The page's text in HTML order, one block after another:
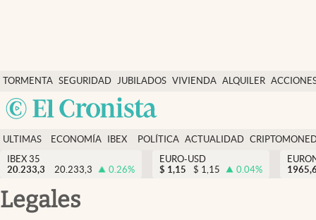
TORMENTA SEGURIDAD
SOCIAL
JUBILADOS VIVIENDA ALQUILER
USA
Economía y finanzas
Política
Actualidad
Criptomonedas
España
ULTIMAS
NOTICIAS
ECONOMÍA
FINANZAS
IBEX
EURO
POLÍTICA ACTUALIDAD
IBEX 35
20.233,3
20.233,3 0.26%
EURO-USD
$ 1,15 $ 1,15 0.04%
Legales